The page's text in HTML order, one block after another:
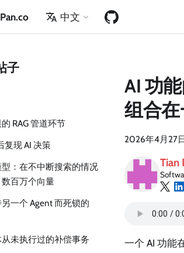
中文
子
RAG 管道环节
复现 AI 决策
：在不中断搜索的情况
百万个向量
一个 Agent 而死锁的
未执行过的补偿事务
AI 功
组合
2026年4月27
Tian
一个 AI 功能